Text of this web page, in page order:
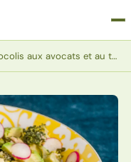
Salade de brocolis aux avocats et au thon à la moutarde